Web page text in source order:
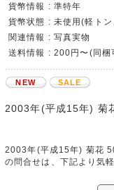
貨幣情報 : 準特年
貨幣状態 : 未使用(軽ト
関連情報 : 写真実物
送料情報 : 200円〜(同梱
NEW SALE
2003年(平成15年) 菊
2003年(平成15年) 菊花
の問合せは、下記より気